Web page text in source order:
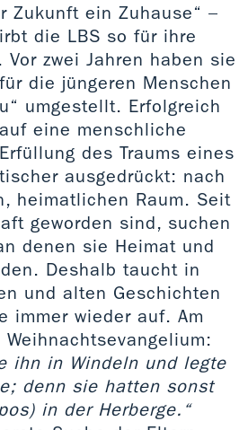
Zukunft ein Zuhause“ –
die LBS so für ihre
Vor zwei Jahren haben sie
die jüngeren Menschen
umgestellt. Erfolgreich
eine menschliche
des Traums eines
ausgedrückt: nach
heimatlichen Raum. Seit
geworden sind, suchen
denen sie Heimat und
Deshalb taucht in
und alten Geschichten
immer wieder auf. Am
ihn in Windeln und legte
denn sie hatten sonst
in der Herberge.“